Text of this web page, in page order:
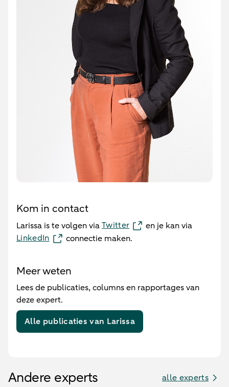
Kom in contact
Larissa is te volgen viaTwitter
en je kan via
LinkedIn
connectie maken.
Meer weten
Lees de publicaties, columns en rapportages van
deze expert.
Alle publicaties van Larissa
Andere experts alle experts